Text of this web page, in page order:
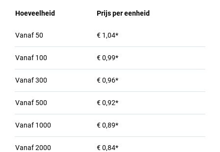
Hoeveelheid Prijs per eenheid
Vanaf 50 € 1,04*
Vanaf 100 € 0,99*
Vanaf300 € 0,96*
Vanaf 500 € 0,92*
Vanaf 1000 € 0,89*
Vanaf2000 € 0,84*